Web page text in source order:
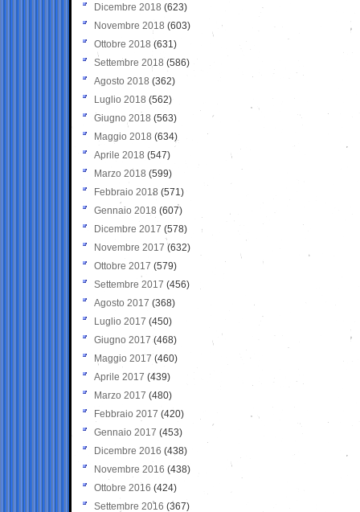
Dicembre 2018 (623)
Novembre 2018 (603)
Ottobre 2018 (631)
Settembre 2018 (586)
Agosto 2018 (362)
Luglio 2018 (562)
Giugno 2018 (563)
Maggio 2018 (634)
Aprile 2018 (547)
Marzo 2018 (599)
Febbraio 2018 (571)
Gennaio 2018 (607)
Dicembre 2017 (578)
Novembre 2017 (632)
Ottobre 2017 (579)
Settembre 2017 (456)
Agosto 2017 (368)
Luglio 2017 (450)
Giugno 2017 (468)
Maggio 2017 (460)
Aprile 2017 (439)
Marzo 2017 (480)
Febbraio 2017 (420)
Gennaio 2017 (453)
Dicembre 2016 (438)
Novembre 2016 (438)
Ottobre 2016 (424)
Settembre 2016 (367)